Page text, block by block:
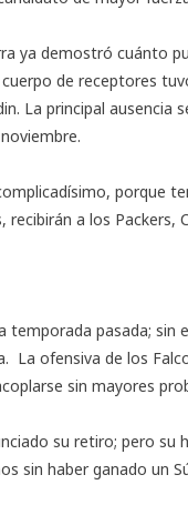
ya demostró cuánto
de receptores
La principal ausencia
porque
a los Packers,
pasada; sin
ofensiva de los
sin mayores
su retiro; pero su
sin haber ganado un